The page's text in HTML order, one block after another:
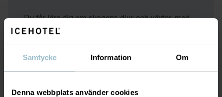
Samtycke Information Om
Denna webbplats använder cookies
Du får lära dig om skogens djur och växter, med
vår guide som delar med sig av sin kunskap.